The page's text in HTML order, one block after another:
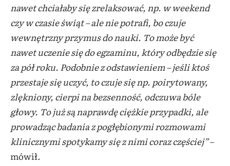
nawet chciałaby się zrelaksować, np. w weekend
czy w czasie świąt – ale nie potrafi, bo czuje
wewnętrzny przymus do nauki. To może być
nawet uczenie się do egzaminu, który odbędzie się
za pół roku. Podobnie z odstawieniem – jeśli ktoś
przestaje się uczyć, to czuje się np. poirytowany,
zlękniony, cierpi na bezsenność, odczuwa bóle
głowy. To już są naprawdę ciężkie przypadki, ale
prowadząc badania z pogłębionymi rozmowami
klinicznymi spotykamy się z nimi coraz częściej”–
mówił.